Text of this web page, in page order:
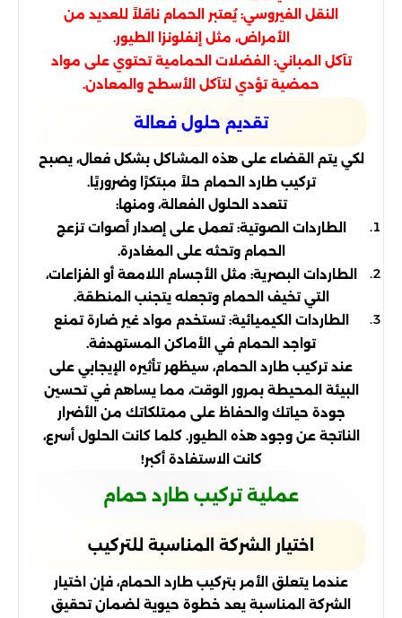
النقل الفيروسي: يُعتبر الحمام ناقلاً للعديد من
الأمراض، مثل إنفلونزا الطيور.
تآكل المباني: الفضلات الحمامية تحتوي على مواد
حمضية تؤدي لتآكل الأسطح والمعادن.
تقديم حلول فعالة
لكي يتم القضاء على هذه المشاكل بشكل فعال، يصبح
تركيب طارد الحمام حلاً مبتكرًا وضروريًا.
تتعدد الحلول الفعالة، ومنها:
الطاردات الصوتية: تعمل على إصدار أصوات تزعج
الحمام وتحثه على المغادرة.
الطاردات البصرية: مثل الأجسام اللامعة أو الفزاعات،
التي تخيف الحمام وتجعله يتجنب المنطقة.
الطاردات الكيميائية: تستخدم مواد غير ضارة تمنع
تواجد الحمام في الأماكن المستهدفة.
عند تركيب طارد الحمام، سيظهر تأثيره الإيجابي على
البيئة المحيطة بمرور الوقت، مما يساهم في تحسين
جودة حياتك والحفاظ على ممتلكاتك من الأضرار
الناتجة عن وجود هذه الطيور. كلما كانت الحلول أسرع،
كانت الاستفادة أكبر!
عملية تركيب طارد حمام
اختيار الشركة المناسبة للتركيب
عندما يتعلق الأمر بتركيب طارد الحمام، فإن اختيار
الشركة المناسبة يعد خطوة حيوية لضمان تحقيق